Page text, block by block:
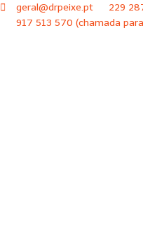
geral@drpeixe.pt
229
917 513 570 (chamada